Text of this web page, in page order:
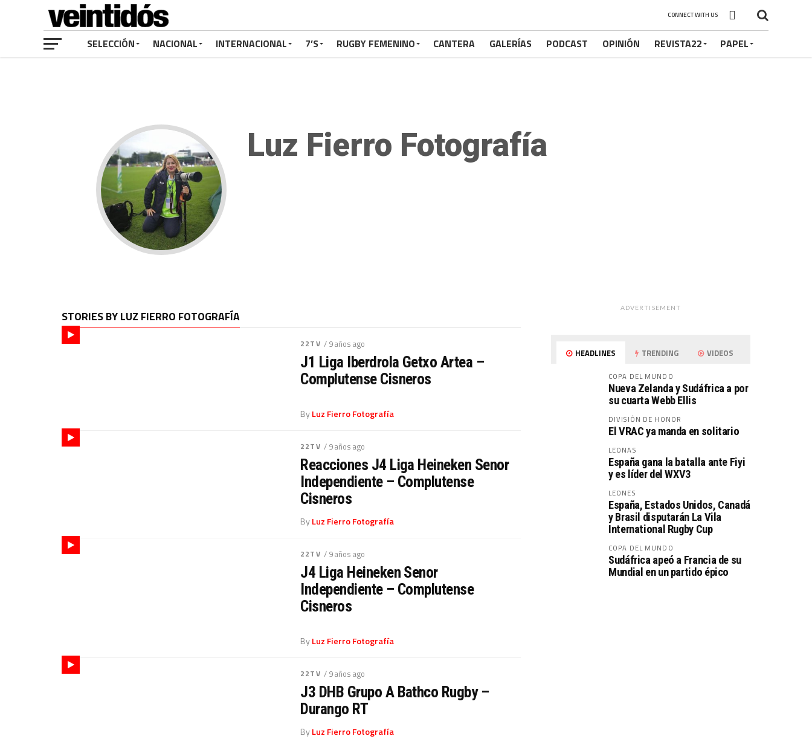
CONNECT WITH US
SELECCIÓN NACIONAL INTERNACIONAL 7’S RUGBY FEMENINO CANTERA GALERÍAS PODCAST OPINIÓN REVISTA22 PAPEL
Luz Fierro Fotografía
STORIES BY LUZ FIERRO FOTOGRAFÍA
22TV / 9 años ago
J1 Liga Iberdrola Getxo Artea –
Complutense Cisneros
ByLuz Fierro Fotografía
22TV / 9 años ago
Reacciones J4 Liga Heineken Senor
Independiente – Complutense
Cisneros
ByLuz Fierro Fotografía
22TV / 9 años ago
J4 Liga Heineken Senor
Independiente – Complutense
Cisneros
ByLuz Fierro Fotografía
22TV / 9 años ago
J3 DHB Grupo A Bathco Rugby –
Durango RT
ByLuz Fierro Fotografía
ADVERTISEMENT
HEADLINES TRENDING VIDEOS
COPA DEL MUNDO
Nueva Zelanda y Sudáfrica a por
su cuarta Webb Ellis
DIVISIÓN DE HONOR
El VRAC ya manda en solitario
LEONAS
España gana la batalla ante Fiyi
y es líder del WXV3
LEONES
España, Estados Unidos, Canadá
y Brasil disputarán La Vila
International Rugby Cup
COPA DEL MUNDO
Sudáfrica apeó a Francia de su
Mundial en un partido épico